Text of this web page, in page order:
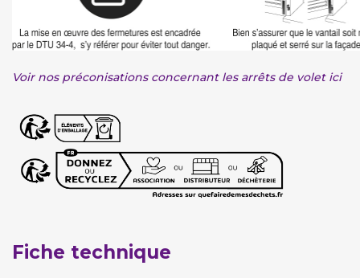
Voir nos préconisations concernant les arrêts de volet ici
Fiche technique